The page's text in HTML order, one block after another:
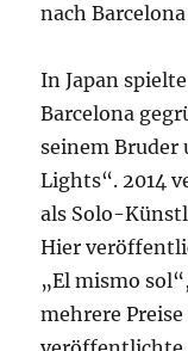
nach
In Japan
Barcelona
seinem Bruder
Lights“. 2014
als Solo-
Hier
„El mismo
mehrere